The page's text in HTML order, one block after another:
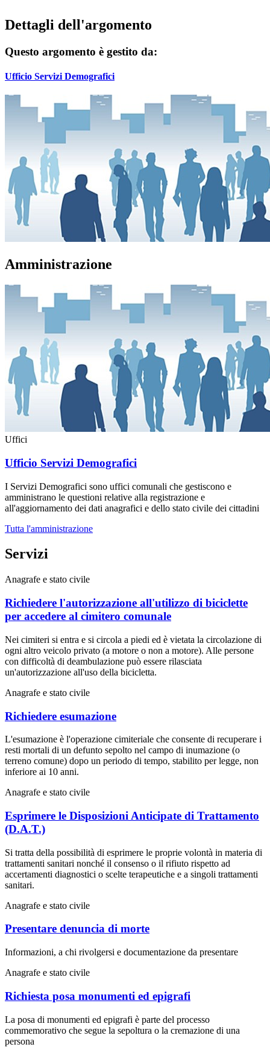
Dettagli dell'argomento
Questo argomento è gestito da:
Ufficio Servizi Demografici
Amministrazione
Uffici
Ufficio Servizi Demografici
I Servizi Demografici sono uffici comunali che gestiscono e
amministrano le questioni relative alla registrazione e
all'aggiornamento dei dati anagrafici e dello stato civile dei cittadini
Tutta l'amministrazione
Servizi
Anagrafe e stato civile
Richiedere l'autorizzazione all'utilizzo di biciclette
per accedere al cimitero comunale
Nei cimiteri si entra e si circola a piedi ed è vietata la circolazione di
ogni altro veicolo privato (a motore o non a motore). Alle persone
con difficoltà di deambulazione può essere rilasciata
un'autorizzazione all'uso della bicicletta.
Anagrafe e stato civile
Richiedere esumazione
L'esumazione è l'operazione cimiteriale che consente di recuperare i
resti mortali di un defunto sepolto nel campo di inumazione (o
terreno comune) dopo un periodo di tempo, stabilito per legge, non
inferiore ai 10 anni.
Anagrafe e stato civile
Esprimere le Disposizioni Anticipate di Trattamento
(D.A.T.)
Si tratta della possibilità di esprimere le proprie volontà in materia di
trattamenti sanitari nonché il consenso o il rifiuto rispetto ad
accertamenti diagnostici o scelte terapeutiche e a singoli trattamenti
sanitari.
Anagrafe e stato civile
Presentare denuncia di morte
Informazioni, a chi rivolgersi e documentazione da presentare
Anagrafe e stato civile
Richiesta posa monumenti ed epigrafi
La posa di monumenti ed epigrafi è parte del processo
commemorativo che segue la sepoltura o la cremazione di una
persona